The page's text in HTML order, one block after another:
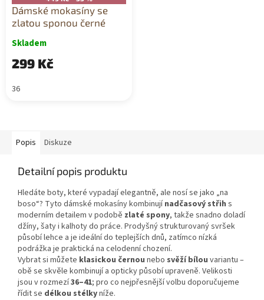
Dámské mokasíny se
zlatou sponou černé
Skladem
299 Kč
36
Popis Diskuze
Detailní popis produktu
Hledáte boty, které vypadají elegantně, ale nosí se jako „na
boso“? Tyto dámské mokasíny kombinujínadčasový střih s
moderním detailem v podobě zlaté spony, takže snadno doladí
džíny, šaty i kalhoty do práce. Prodyšný strukturovaný svršek
působí lehce a je ideální do teplejších dnů, zatímco nízká
podrážka je praktická na celodenní chození.
Vybrat si můžete klasickou černou nebo svěží bílou variantu –
obě se skvěle kombinují a opticky působí upraveně. Velikosti
jsou v rozmezí36–41; pro co nejpřesnější volbu doporučujeme
řídit se délkou stélkyníže.